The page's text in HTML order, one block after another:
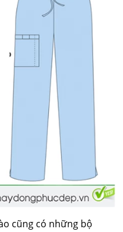
cũng có những bộ